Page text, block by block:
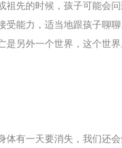
先的时候，孩子可能会
能力，适当地跟孩子聊
另外一个世界，这个世
体有一天要消失，我们还